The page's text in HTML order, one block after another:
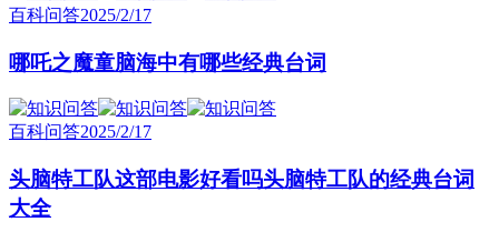
百科问答2025/2/17
哪吒之魔童脑海中有哪些经典台词
百科问答2025/2/17
头脑特工队这部电影好看吗头脑特工队的经典台词
大全